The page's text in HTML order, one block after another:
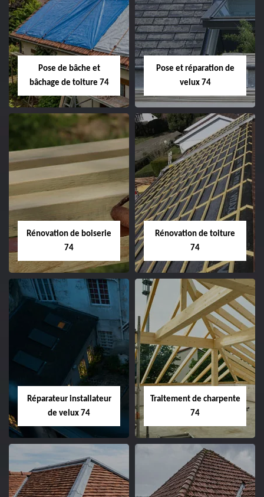
Pose de bâche et
bâchage de toiture 74
Pose et réparation de
velux 74
Rénovation de boiserie
74
Rénovation de toiture
74
Réparateur installateur
de velux 74
Traitement de charpente
74